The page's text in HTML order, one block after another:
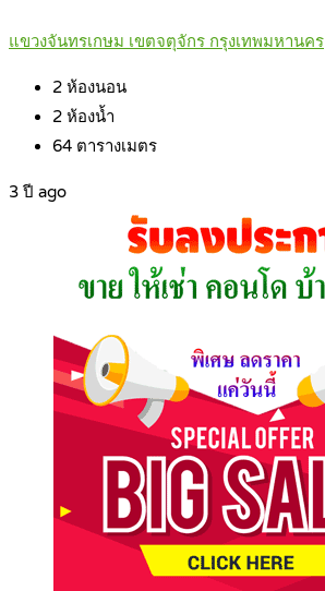
แขวงจันทรเกษม เขตจตุจักร กรุงเทพมหานคร
2 ห้องนอน
2 ห้องน้ำ
64 ตารางเมตร
3 ปี ago